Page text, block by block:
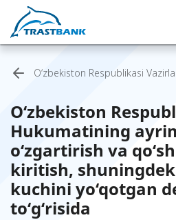
O‘zbekiston Respublikasi
O‘zbekiston
Hukumatining
o‘zgartirish va
kiritish, shuningdek
kuchini yo‘qotgan
to‘g‘risida